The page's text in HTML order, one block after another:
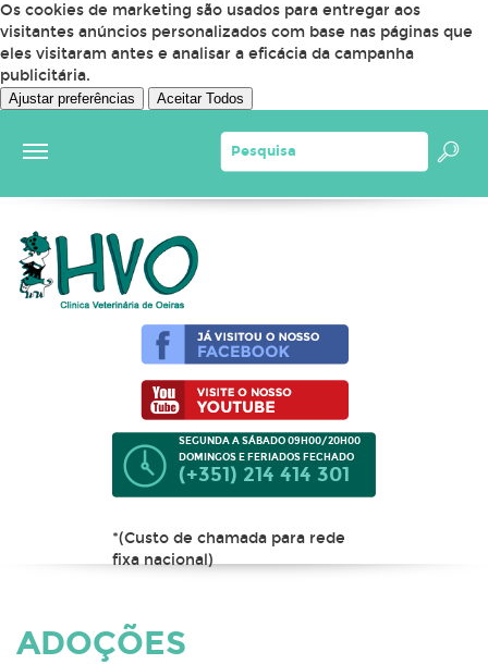
Os cookies de marketing são usados para entregar aos
visitantes anúncios personalizados com base nas páginas que
eles visitaram antes e analisar a eficácia da campanha
publicitária.
Ajustar preferências Aceitar Todos
SEGUNDA A SÁBADO 09H00/20H00
DOMINGOS E FERIADOS FECHADO
(+351) 214 414 301
*(Custo de chamada para rede
fixa nacional)
ADOÇÕES